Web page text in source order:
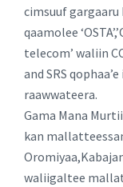
cimsuuf
qaamolee
telecom’ waliin
and SRS
raawwateera.
Gama Mana
kan
waliigaltee